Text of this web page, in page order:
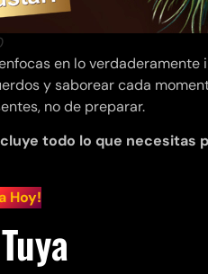
en lo verdaderamente
y saborear cada
no de preparar.
todo lo que necesitas
Hoy!